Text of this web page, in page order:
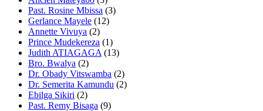
Past. Rosine Mbissa (3)
Gerlance Mayele (12)
Annette Vivuya (2)
Prince Mudekereza (1)
Judith ATIAGAGA (13)
Bro. Bwalya (2)
Dr. Obady Vitswamba (2)
Dr. Semerita Kamundu (2)
Ebilga Sikiri (2)
Past. Remy Bisaga (9)